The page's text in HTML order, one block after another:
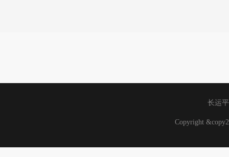
长运
Copyright